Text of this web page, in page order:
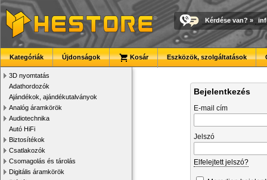
Kérdése van? »
Kategóriák Újdonságok Kosár Eszközök, szolgáltatások
3D nyomtatás
Adathordozók
Ajándékok, ajándékutalványok
Analóg áramkörök
Audiotechnika
Autó HiFi
Biztosítékok
Csatlakozók
Csomagolás és tárolás
Digitális áramkörök
Bejelentkezés
E-mail cím
Jelszó
Elfelejtett jelszó?